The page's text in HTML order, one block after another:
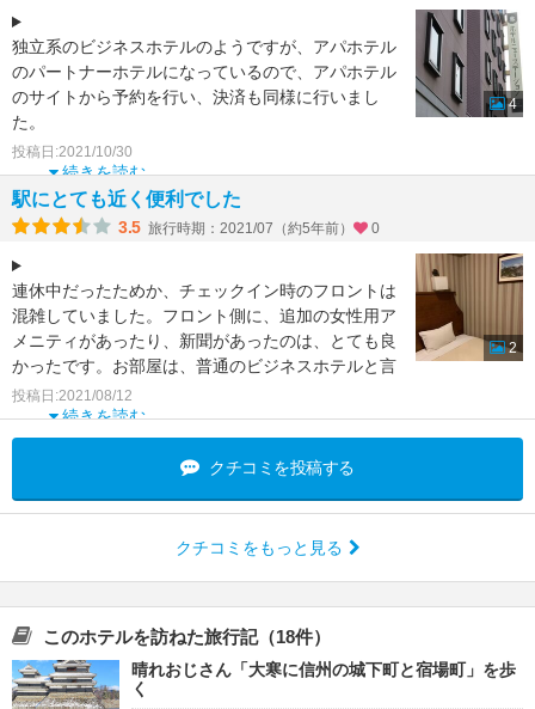
独立系のビジネスホテルのようですが、アパホテル
のパートナーホテルになっているので、アパホテル
のサイトから予約を行い、決済も同様に行いまし
た。
松本駅から近く非常に便利です。ホテルはかなり古
いですが、続きを読む
投稿日:2021/10/30
4
駅にとても近く便利でした
3.5 旅行時期：2021/07（約5年前） 0
連休中だったためか、チェックイン時のフロントは
混雑していました。フロント側に、追加の女性用ア
メニティがあったり、新聞があったのは、とても良
かったです。お部屋は、普通のビジネスホテルと言
う感じで、特に不
続きを読む
投稿日:2021/08/12
2
クチコミを投稿する
クチコミをもっと見る
このホテルを訪ねた旅行記（18件）
晴れおじさん「大寒に信州の城下町と宿場町」を歩
く